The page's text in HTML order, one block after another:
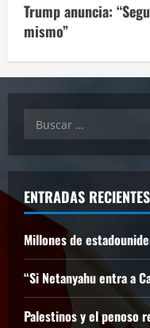
Trump anuncia:
mismo”
Buscar:
ENTRADAS RECIENTES
Millones de
“Si Netanyahu entra a
Palestinos y el penoso